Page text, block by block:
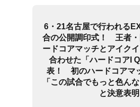
6・21名古屋で行われる
合の公開調印式！ 王者・
ードコアマッチとアイク
合わせた「ハードコアI
表！ 初のハードコアマ
「この試合でもっと色ん
と決意表明